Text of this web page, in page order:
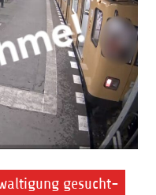
gesucht-